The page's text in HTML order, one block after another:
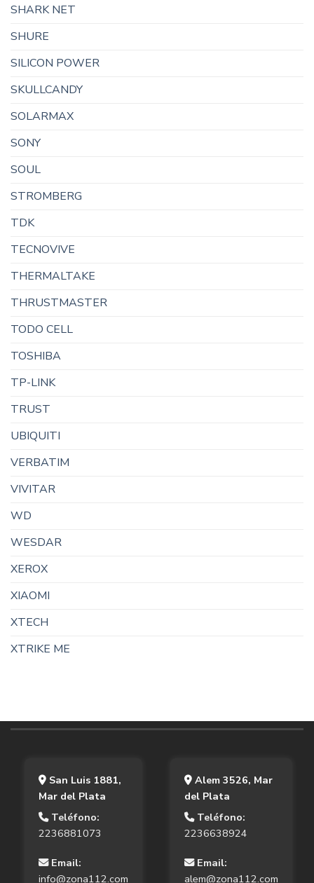
SHARK NET
SHURE
SILICON POWER
SKULLCANDY
SOLARMAX
SONY
SOUL
STROMBERG
TDK
TECNOVIVE
THERMALTAKE
THRUSTMASTER
TODO CELL
TOSHIBA
TP-LINK
TRUST
UBIQUITI
VERBATIM
VIVITAR
WD
WESDAR
XEROX
XIAOMI
XTECH
XTRIKE ME
San Luis 1881,
Mar del Plata
Teléfono:
2236881073
Email:
info@zona112.com
Alem 3526, Mar
del Plata
Teléfono:
2236638924
Email:
alem@zona112.com